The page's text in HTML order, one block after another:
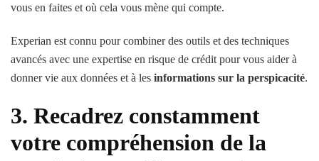
vous en faites et où cela vous mène qui compte.
Experian est connu pour combiner des outils et des techniques
avancés avec une expertise en risque de crédit pour vous aider à
donner vie aux données et à les informations sur la perspicacité.
3. Recadrez constamment
votre compréhension de la